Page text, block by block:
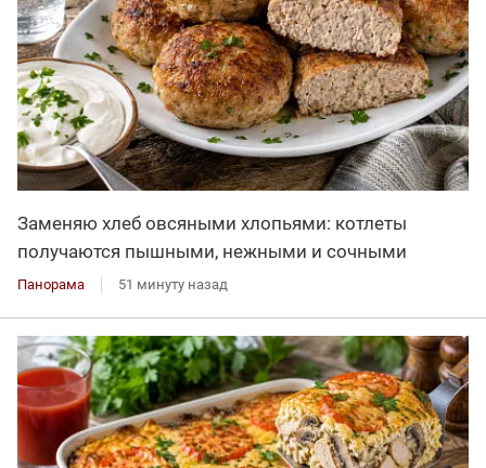
Заменяю хлеб овсяными хлопьями: котлеты
получаются пышными, нежными и сочными
Панорама 51 минуту назад